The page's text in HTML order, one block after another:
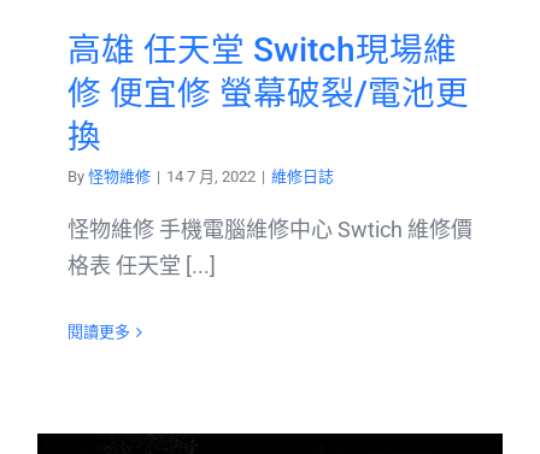
高雄 任天堂 Switch現場維
修 便宜修 螢幕破裂/電池更
換
By 怪物維修 | 14 7 月, 2022 | 維修日誌
怪物維修 手機電腦維修中心 Swtich 維修價
格表 任天堂 [...]
閱讀更多